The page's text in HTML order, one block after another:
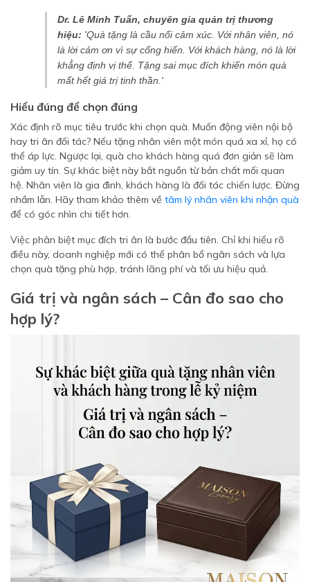
Dr. Lê Minh Tuấn, chuyên gia quản trị thương
hiệu: 'Quà tặng là cầu nối cảm xúc. Với nhân viên, nó
là lời cảm ơn vì sự cống hiến. Với khách hàng, nó là lời
khẳng định vị thế. Tặng sai mục đích khiến món quà
mất hết giá trị tinh thần.'
Hiểu đúng để chọn đúng
Xác định rõ mục tiêu trước khi chọn quà. Muốn động viên nội bộ
hay tri ân đối tác? Nếu tặng nhân viên một món quá xa xỉ, họ có
thể áp lực. Ngược lại, quà cho khách hàng quá đơn giản sẽ làm
giảm uy tín. Sự khác biệt này bắt nguồn từ bản chất mối quan
hệ. Nhân viên là gia đình, khách hàng là đối tác chiến lược. Đừng
nhầm lẫn. Hãy tham khảo thêm về tâm lý nhân viên khi nhận quà
để có góc nhìn chi tiết hơn.
Việc phân biệt mục đích tri ân là bước đầu tiên. Chỉ khi hiểu rõ
điều này, doanh nghiệp mới có thể phân bổ ngân sách và lựa
chọn quà tặng phù hợp, tránh lãng phí và tối ưu hiệu quả.
Giá trị và ngân sách – Cân đo sao cho
hợp lý?